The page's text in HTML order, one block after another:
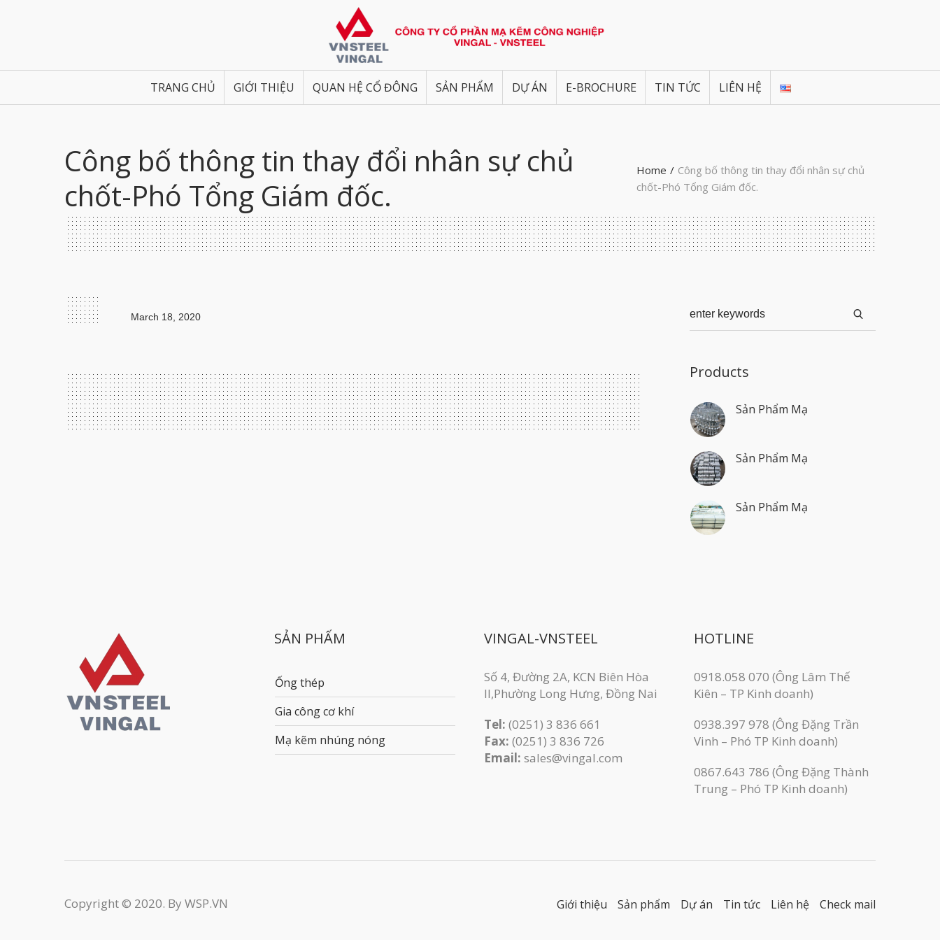
TRANG CHỦ GIỚI THIỆU QUAN HỆ CỔ ĐÔNG SẢN PHẨM DỰ ÁN E-BROCHURE TIN TỨC LIÊN HỆ
Công bố thông tin thay đổi nhân sự chủ
chốt-Phó Tổng Giám đốc.
Home / Công bố thông tin thay đổi nhân sự chủ
chốt-Phó Tổng Giám đốc.
March 18, 2020
Products
Sản Phẩm Mạ
Sản Phẩm Mạ
Sản Phẩm Mạ
SẢN PHẨM
Ống thép
Gia công cơ khí
Mạ kẽm nhúng nóng
VINGAL-VNSTEEL
Số 4, Đường 2A, KCN Biên Hòa
II,Phường Long Hưng, Đồng Nai
Tel: (0251) 3 836 661
Fax: (0251) 3 83​6 726
Email: sales@vingal.com
HOTLINE
0918.058 070 (Ông Lâm Thế
Kiên – TP Kinh doanh)
0938.397 978 (Ông Đặng Trần
Vinh – Phó TP Kinh doanh)
0867.643 786 (Ông Đặng Thành
Trung – Phó TP Kinh doanh)
Giới thiệu Sản phẩm Dự án Tin tức Liên hệ Check mail
Copyright © 2020. By WSP.VN